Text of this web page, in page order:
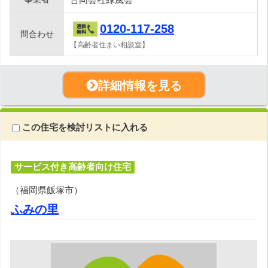
問合わせ 0120-117-258
【高齢者住まい相談室】
詳細情報を見る
この住宅を検討リストに入れる
サービス付き高齢者向け住宅
（福岡県飯塚市）
ふみの里